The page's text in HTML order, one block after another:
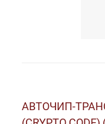
АВТОЧИП-